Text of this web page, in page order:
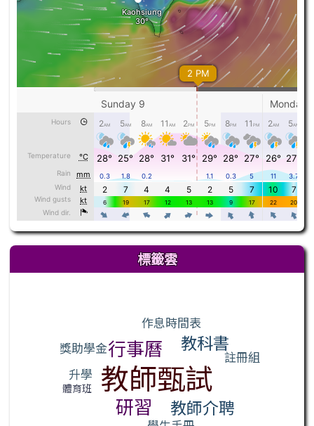
標籤雲
作息時間表
獎助學金行事曆 教科書
註冊組
升學 教師甄試
體育班
研習 教師介聘